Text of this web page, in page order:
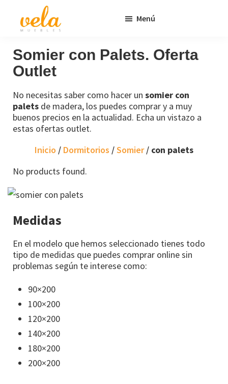
principal
página
Muebles
Baratos
Online
Outlet
Menú
Somier con Palets. Oferta
Outlet
No necesitas saber como hacer un somier con
palets de madera, los puedes comprar y a muy
buenos precios en la actualidad. Echa un vistazo a
estas ofertas outlet.
Inicio / Dormitorios /Somier/ con palets
No products found.
Medidas
En el modelo que hemos seleccionado tienes todo
tipo de medidas que puedes comprar online sin
problemas según te interese como:
90×200
100×200
120×200
140×200
180×200
200×200